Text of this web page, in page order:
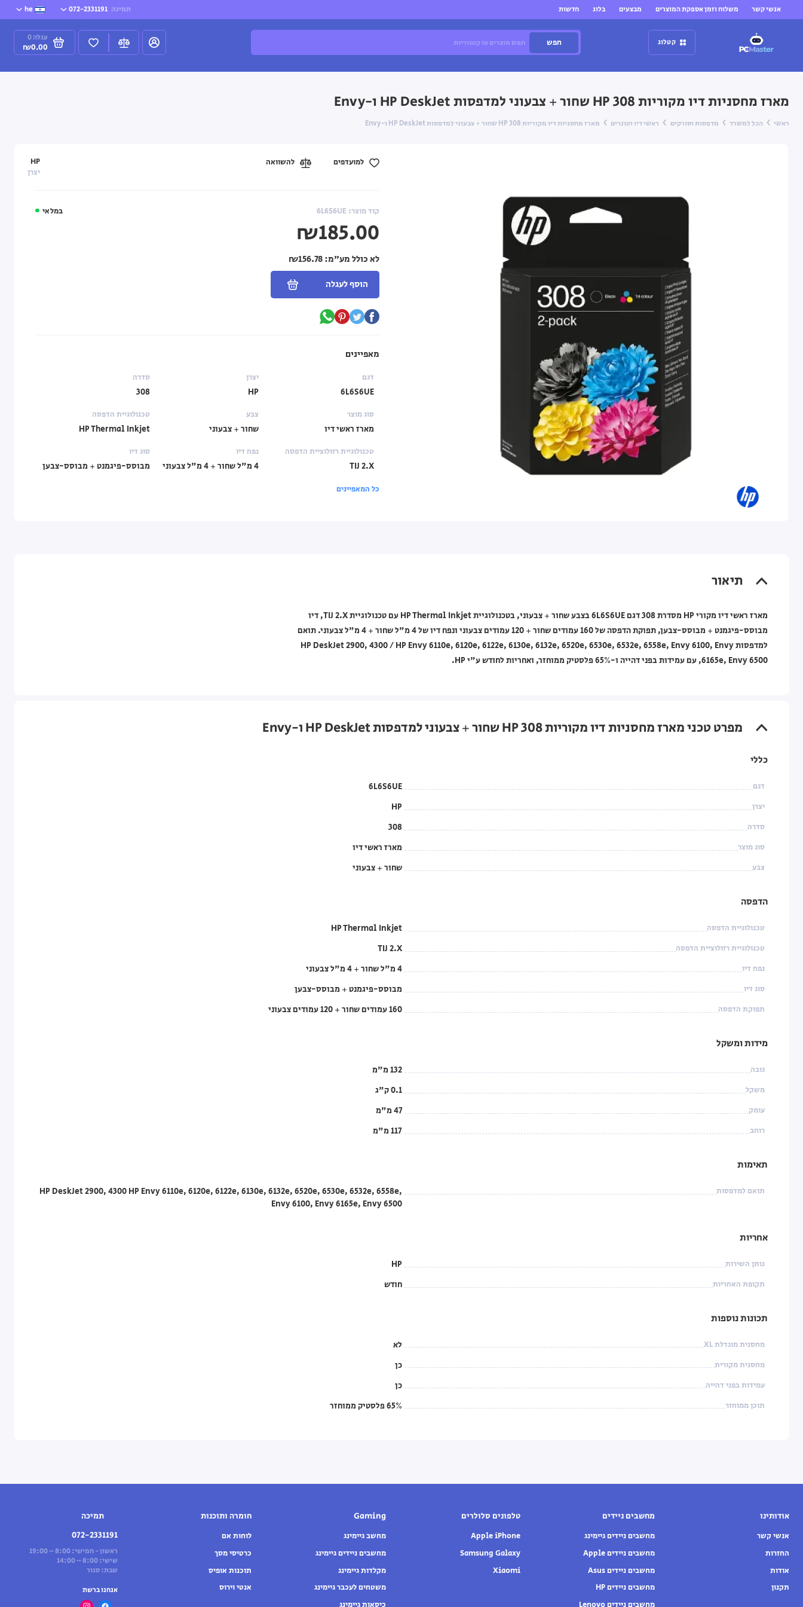
אנשי קשר משלוח וזמן אספקת המוצרים מבצעים בלוג חדשות תמיכה 072-2331191
he
קטלוג חפש עגלה 0
₪0.00
מארז מחסניות דיו מקוריות HP 308 שחור + צבעוני למדפסות HP DeskJet ו-Envy
ראשי הכל למשרד מדפסות וסורקים ראשי דיו וטונרים מארז מחסניות דיו מקוריות HP 308 שחור + צבעוני למדפסות HP DeskJet ו-Envy
במלאי קוד מוצר: 6L6S6UE
HP
יצרן
₪185.00
לא כולל מע"מ:
הוסף לעגלה
למועדפים להשוואה
מאפיינים
דגם
6L6S6UE
יצרן
HP
סדרה
308
סוג מוצר
מארז ראשי דיו
צבע
שחור + צבעוני
טכנולוגיית הדפסה
HP Thermal Inkjet
טכנולוגיית רזולוציית הדפסה
TIJ 2.X
נפח דיו
4 מ"ל שחור + 4 מ"ל צבעוני
סוג דיו
מבוסס-פיגמנט + מבוסס-צבען
כל המאפיינים
תיאור
מארז ראשי דיו מקורי HP מסדרת 308 דגם 6L6S6UE בצבע שחור + צבעוני, בטכנולוגיית HP Thermal Inkjet עם טכנולוגיית TIJ 2.X, דיו
מבוסס-פיגמנט + מבוסס-צבען, תפוקת הדפסה של 160 עמודים שחור + 120 עמודים צבעוני ונפח דיו של 4 מ"ל שחור + 4 מ"ל צבעוני. תואם
למדפסות HP DeskJet 2900, 4300 / HP Envy 6110e, 6120e, 6122e, 6130e, 6132e, 6520e, 6530e, 6532e, 6558e, Envy 6100, Envy
6165e, Envy 6500, עם עמידות בפני דהייה ו-65% פלסטיק ממוחזר, ואחריות לחודש ע"י HP.
מפרט טכני מארז מחסניות דיו מקוריות HP 308 שחור + צבעוני למדפסות HP DeskJet ו-Envy
כללי
דגם 6L6S6UE
יצרן HP
סדרה 308
סוג מוצר מארז ראשי דיו
צבע שחור + צבעוני
הדפסה
טכנולוגיית הדפסה HP Thermal Inkjet
טכנולוגיית רזולוציית הדפסה TIJ 2.X
נפח דיו 4 מ"ל שחור + 4 מ"ל צבעוני
סוג דיו מבוסס-פיגמנט + מבוסס-צבען
תפוקת הדפסה 160 עמודים שחור + 120 עמודים צבעוני
מידות ומשקל
גובה 132 מ"מ
משקל 0.1 ק"ג
עומק 47 מ"מ
רוחב 117 מ"מ
תאימות
תואם למדפסות
HP DeskJet 2900, 4300 HP Envy 6110e, 6120e, 6122e, 6130e, 6132e, 6520e, 6530e, 6532e, 6558e,
Envy 6100, Envy 6165e, Envy 6500
אחריות
נותן השירות HP
תקופת האחריות חודש
תכונות נוספות
מחסנית מוגדלת XL לא
מחסנית מקורית כן
עמידות בפני דהייה כן
תוכן ממוחזר 65% פלסטיק ממוחזר
אודותינו
אנשי קשר
החזרות
אודות
תקנון
מחשבים ניידים
מחשבים ניידים גיימינג
מחשבים ניידים Apple
מחשבים ניידים Asus
מחשבים ניידים HP
טלפונים סלולרים
Apple iPhone
Samsung Galaxy
Xiaomi
Gaming
מחשב גיימינג
מחשבים ניידים גיימינג
מקלדות גיימינג
משטחים לעכבר גיימינג
חומרה ותוכנות
לוחות אם
כרטיסי מסך
תוכנות אופיס
אנטי וירוס
תמיכה
072-2331191
ראשון - חמישי: 8:00 – 19:00
שישי: 8:00 – 14:00
שבת: סגור
אנחנו ברשת